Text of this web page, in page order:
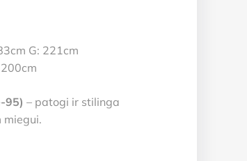
G: 221cm
95) – patogi ir stilinga
miegui.